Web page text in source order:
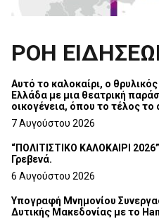
ΡΟΗ
Αυτό το καλοκαίρι, ο
Ελλάδα με μια θεατρική
οικογένεια, όπου το
7 Αυγούστου 2026
“ΠΟΛΙΤΙΣΤΙΚΟ ΚΑΛΟΚΑΙΡΙ
Γρεβενά.
6 Αυγούστου 2026
Υπογραφή Μνημονίου
Δυτικής Μακεδονίας με το